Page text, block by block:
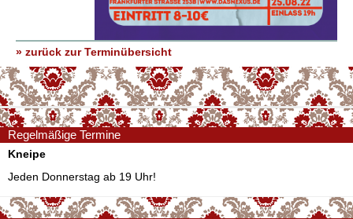
» zurück zur Terminübersicht
Regelmäßige Termine
Kneipe
Jeden Donnerstag ab 19 Uhr!